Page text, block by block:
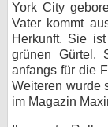
York City
Vater kommt
Herkunft. Sie
grünen Gürtel.
anfangs für die
Weiteren wurde
im Magazin